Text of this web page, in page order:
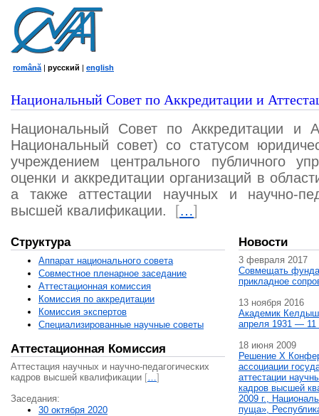
română | русский | english
Национальный Совет по Аккредитации и
Национальный Совет по Аккредитации и
Национальный совет) со статусом
учреждением центрального публичного
оценки и аккредитации организаций в
а также аттестации научных и научно-
высшей квалификации.
[…]
Структура
Аппарат национального совета
Совместное пленарное заседание
Аттестационная комисcия
Комиссия по аккредитации
Комиссия экспертов
Специализированные научные советы
Аттестационная Комиссия
Аттестация научных и научно-педагогических
кадров высшей квалификации […]
Заседания:
30 октября 2020
Новости
3 февраля 2017
Совмещать
прикладное
13 ноября 2016
Академик
апреля 1931 — 11
18 июня 2009
Решение X
ассоциации
аттестации
кадров высшей
2009 г.,
пуща»,